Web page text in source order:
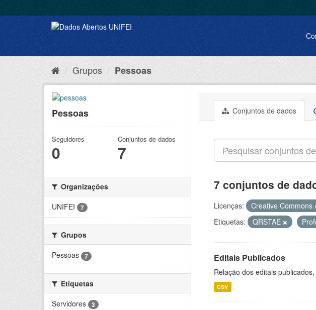
Grupos Pessoas
Pessoas
Seguidores
0
Conjuntos de dados
7
Organizações
UNIFEI
7
Grupos
Pessoas
7
Etiquetas
Servidores
3
Conjuntos de dados
7 conjuntos de
Licenças: Creative Commons
Etiquetas:
QRSTAE
Editais Publicados
Relação dos editais
CSV